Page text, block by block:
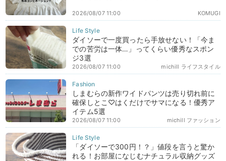
KOMUGI
2026/08/07 11:00
ダイソーで一度買ったら手放せない！「今ま
での苦労は一体…」ってくらい優秀なスポン
ジ3選
michill ライフスタイル
2026/08/07 11:00
しまむらの新作ワイドパンツは売り切れ前に
確保しとこ♡はくだけでサマになる！優秀ア
イテム5選
michill ファッション
2026/08/07 11:00
「ダイソーで300円！？」値段を言うと驚か
れる！お部屋になじむナチュラル収納グッズ